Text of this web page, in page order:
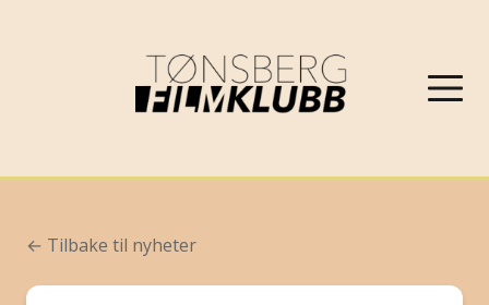
VÅRPROGRAM 2026
← Tilbake til nyheter